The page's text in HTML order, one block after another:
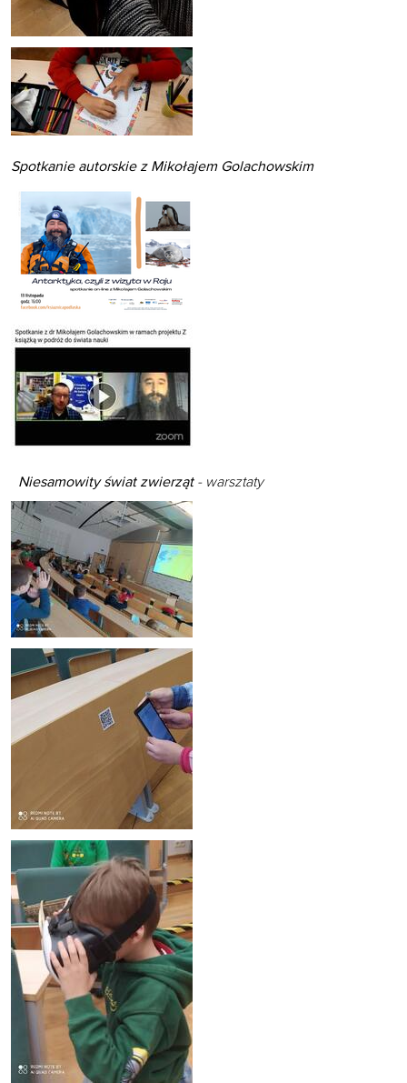
Spotkanie autorskie z Mikołajem Golachowskim
Niesamowity świat zwierząt-warsztaty